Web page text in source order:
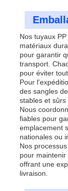
Nos tuyaux
matériaux
pour garantir
transport.
pour éviter
Pour
des sangles
stables et sûrs
Nous
fiables pour
emplacement
nationales ou
Nos
pour maintenir
offrant une
livraison.